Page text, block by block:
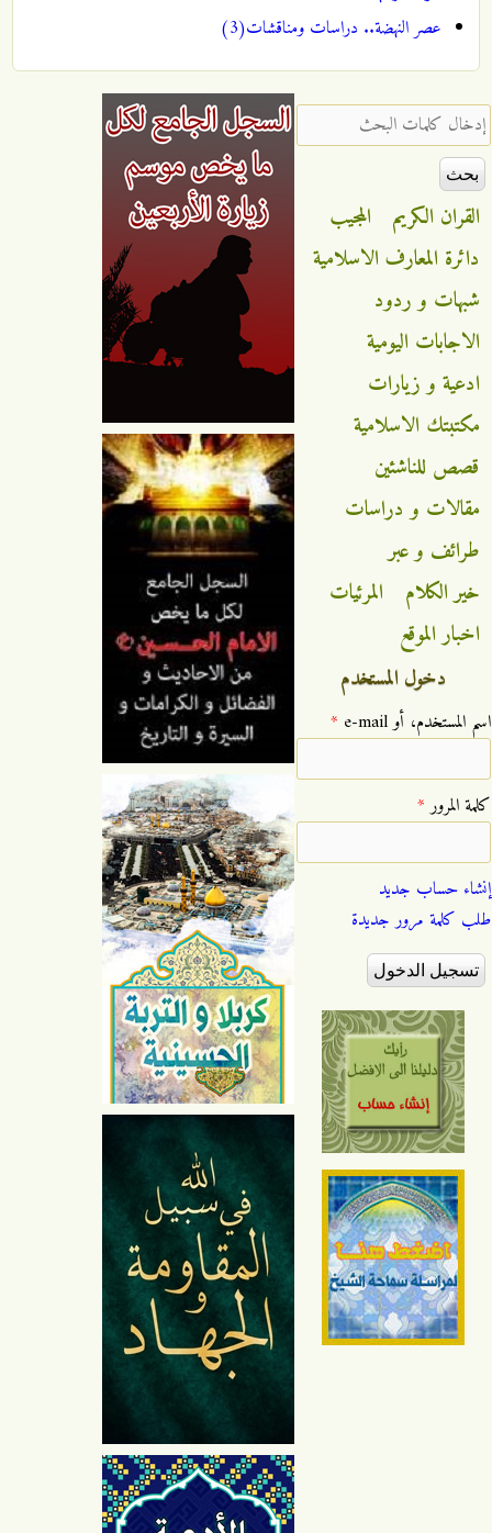
عصر النهضة.. دراسات ومناقشات(3)
‏إدخال كلمات البحث ‏
القران الكريم
المجيب
دائرة المعارف الاسلامية
شبهات و ردود
الاجابات اليومية
ادعية و زيارات
مكتبتك الاسلامية
قصص للناشئين
مقالات و دراسات
طرائف و عبر
خير الكلام
المرئيات
اخبار الموقع
دخول المستخدم
‏اسم المستخدم، أو e-mail ‏ *
‏كلمة المرور ‏*
إنشاء حساب جديد
طلب كلمة مرور جديدة